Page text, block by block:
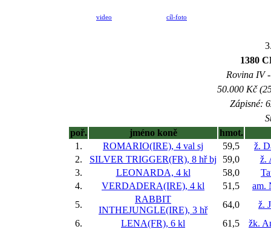
video cíl-foto
1380
Rovina IV
50.000 Kč
Zápisné:
poř.
jméno koně
hmot.
1.
ROMARIO(IRE), 4 val sj 59,5
ž.
2.
SILVER TRIGGER(FR), 8 hřbj 59,0
ž.
3.
LEONARDA, 4 kl 58,0
4.
VERDADERA(IRE), 4 kl 51,5
am.
5.
RABBIT
INTHEJUNGLE(IRE), 3 hř
64,0
ž.
6.
LENA(FR), 6 kl 61,5
žk.